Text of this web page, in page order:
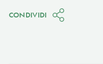
CONDIVIDI